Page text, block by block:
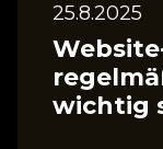
25.8.2025
wichtig